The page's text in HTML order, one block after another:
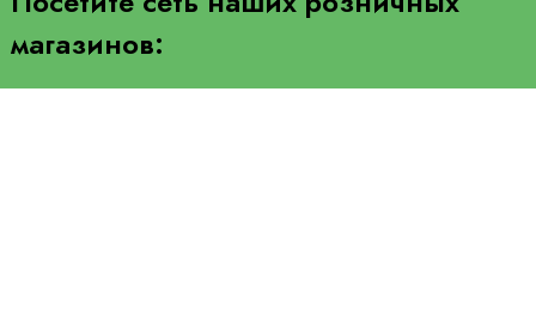
магазинов: